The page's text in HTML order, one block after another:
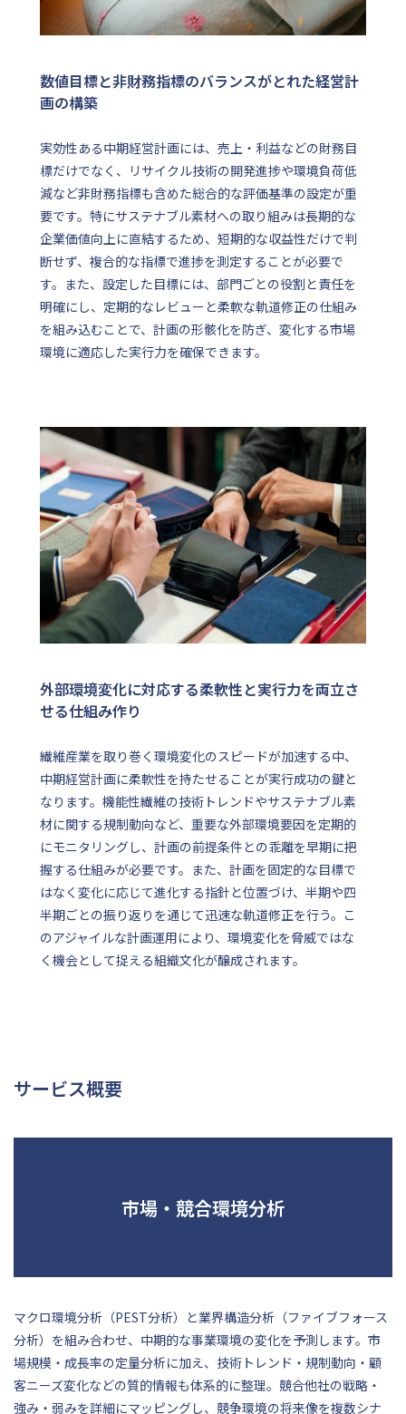
数値目標と非財務指標のバランスがとれた経営計
画の構築
実効性ある中期経営計画には、売上・利益などの財務目
標だけでなく、リサイクル技術の開発進捗や環境負荷低
減など非財務指標も含めた総合的な評価基準の設定が重
要です。特にサステナブル素材への取り組みは長期的な
企業価値向上に直結するため、短期的な収益性だけで判
断せず、複合的な指標で進捗を測定することが必要で
す。また、設定した目標には、部門ごとの役割と責任を
明確にし、定期的なレビューと柔軟な軌道修正の仕組み
を組み込むことで、計画の形骸化を防ぎ、変化する市場
環境に適応した実行力を確保できます。
外部環境変化に対応する柔軟性と実行力を両立さ
せる仕組み作り
繊維産業を取り巻く環境変化のスピードが加速する中、
中期経営計画に柔軟性を持たせることが実行成功の鍵と
なります。機能性繊維の技術トレンドやサステナブル素
材に関する規制動向など、重要な外部環境要因を定期的
にモニタリングし、計画の前提条件との乖離を早期に把
握する仕組みが必要です。また、計画を固定的な目標で
はなく変化に応じて進化する指針と位置づけ、半期や四
半期ごとの振り返りを通じて迅速な軌道修正を行う。こ
のアジャイルな計画運用により、環境変化を脅威ではな
く機会として捉える組織文化が醸成されます。
サービス概要
市場・競合環境分析
マクロ環境分析（PEST分析）と業界構造分析（ファイブフォース
分析）を組み合わせ、中期的な事業環境の変化を予測します。市
場規模・成長率の定量分析に加え、技術トレンド・規制動向・顧
客ニーズ変化などの質的情報も体系的に整理。競合他社の戦略・
強み・弱みを詳細にマッピングし、競争環境の将来像を複数シナ